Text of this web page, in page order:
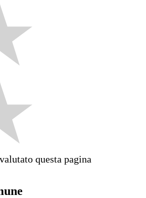
questa pagina